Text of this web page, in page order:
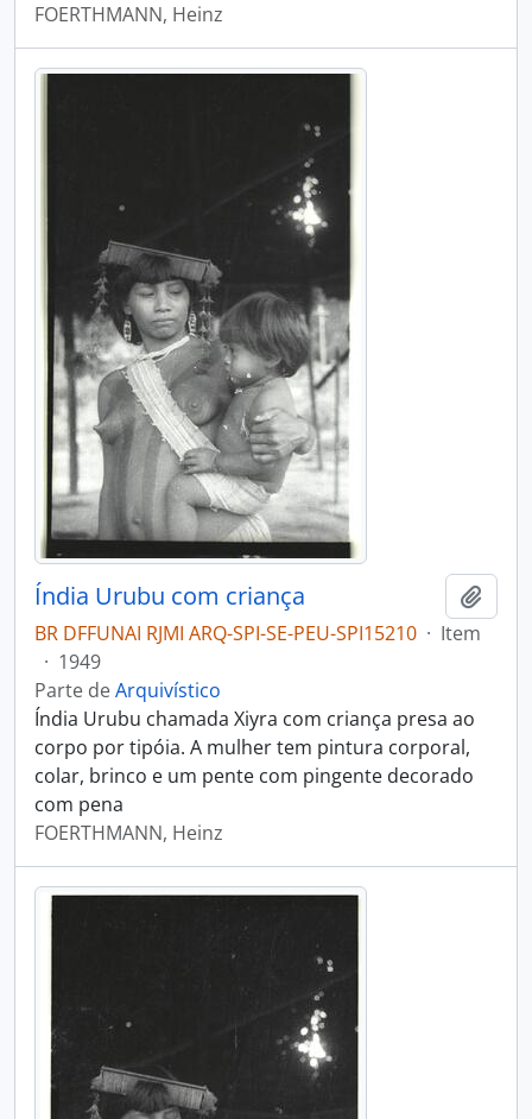
FOERTHMANN, Heinz
Índia Urubu com criança
BR DFFUNAI RJMI ARQ-SPI-SE-PEU-SPI15210 · Item
· 1949
Parte deArquivístico
Índia Urubu chamada Xiyra com criança presa ao
corpo por tipóia. A mulher tem pintura corporal,
colar, brinco e um pente com pingente decorado
com pena
FOERTHMANN, Heinz